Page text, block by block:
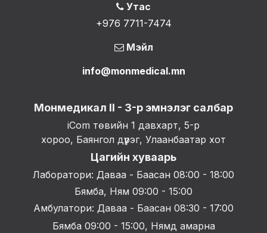
Утас
+976 7711-7474
Мэйл
info@monmedical.mn
Монмедикал II - 3-р эмнэлэг салбар
iCom төвийн 1 давхарт, 5-р
хороо, Баянгол дүүрэг, Улаанбаатар хот
Цагийн хуваарь
Лаборатори: Даваа - Баасан 08:00 - 18:00
Бямба, Ням 09:00 - 15:00
Амбулатори: Даваа - Баасан 08:30 - 17:00
Бямба 09:00 - 15:00, Нямд амарна